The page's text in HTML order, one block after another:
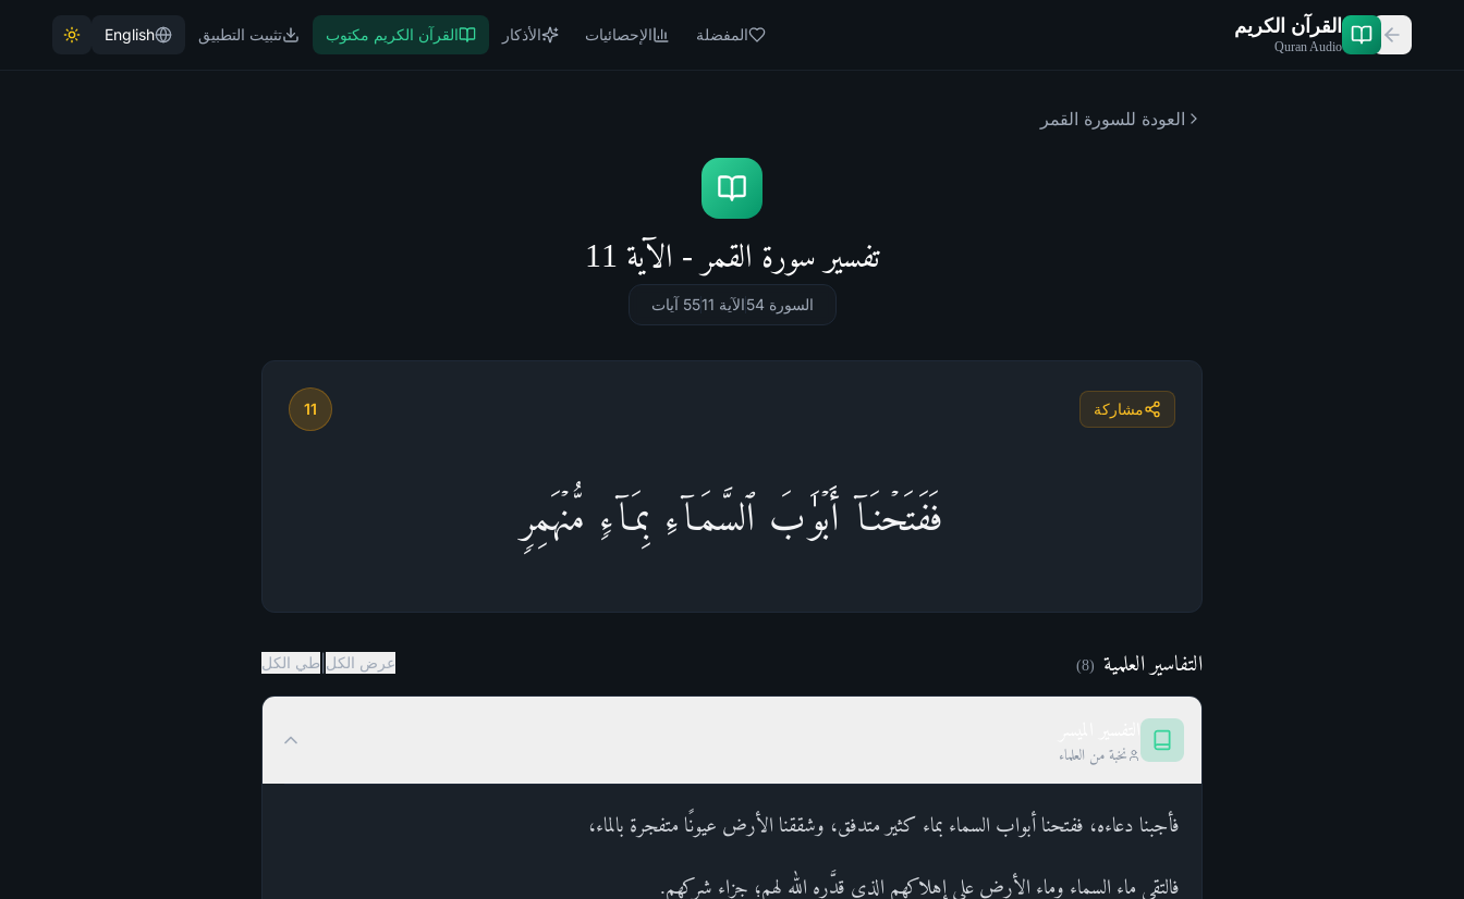
القرآن الكريم
Quran Audio
المفضلة الإحصائيات الأذكار القرآن الكريم مكتوب تثبيت التطبيق English
العودة للسورة القمر
تفسير سورة القمر - الآية 11
السورة 54 الآية 11 55 آيات
مشاركة 11
فَفَتَحۡنَاۤ أَبۡوَ ٰ⁠بَ ٱلسَّمَاۤءِ بِمَاۤءࣲ مُّنۡهَمِرࣲ
التفاسير العلمية (
8
) عرض الكل طي الكل
نخبة من العلماء
فأجبنا دعاءه، ففتحنا أبواب السماء بماء كثير متدفق، وشققنا الأرض عيونًا متفجرة بالماء،
فالتقى ماء السماء وماء الأرض على إهلاكهم الذي قدَّره الله لهم؛ جزاء شركهم.